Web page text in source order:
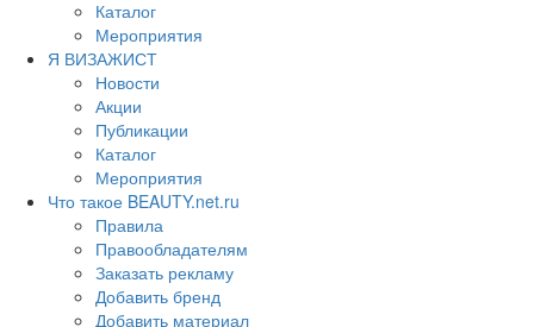
Каталог
Мероприятия
Я ВИЗАЖИСТ
Новости
Акции
Публикации
Каталог
Мероприятия
Что такое BEAUTY.net.ru
Правила
Правообладателям
Заказать рекламу
Добавить бренд
Добавить материал